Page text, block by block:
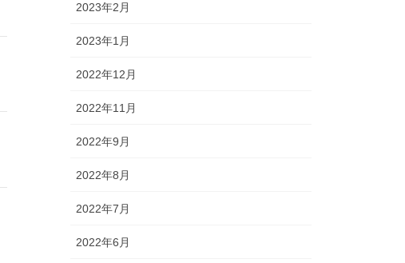
2023年2月
2023年1月
2022年12月
2022年11月
2022年9月
2022年8月
2022年7月
2022年6月